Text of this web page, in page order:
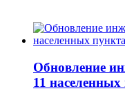
Обновление
11